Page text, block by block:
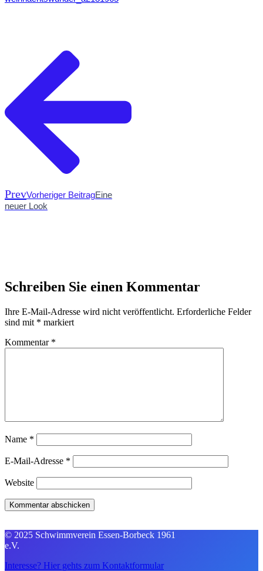
PrevVorheriger BeitragEine
neuer Look
Schreiben Sie einen Kommentar
Ihre E-Mail-Adresse wird nicht veröffentlicht. Erforderliche Felder
sind mit * markiert
Kommentar *
Name *
E-Mail-Adresse *
Website
© 2025 Schwimmverein Essen-Borbeck 1961
e.V.
Interesse? Hier gehts zum Kontaktformular